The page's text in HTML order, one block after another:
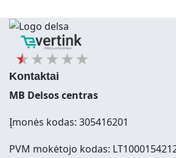
Kontaktai
MB Delsos centras
Įmonės kodas: 305416201
PVM mokėtojo kodas: